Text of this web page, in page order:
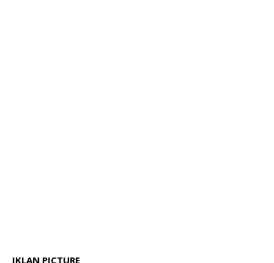
IKLAN PICTURE